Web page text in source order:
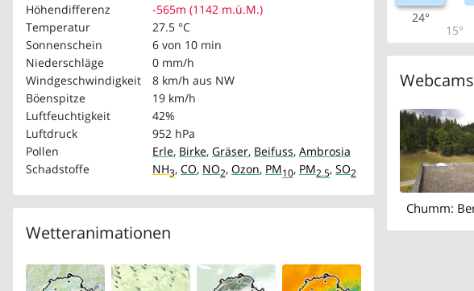
Höhendifferenz
-565m (1142 m.ü.M.)
Temperatur
27.5 °C
Sonnenschein
6 von 10 min
Niederschläge
0 mm/h
Windgeschwindigkeit
8 km/h aus NW
Böenspitze
19 km/h
Luftfeuchtigkeit
42%
Luftdruck
952 hPa
Pollen
Erle, Birke, Gräser, Beifuss, Ambrosia
Schadstoffe
NH3, CO, NO2, Ozon, PM10, PM2.5, SO2
Wetteranimationen
24°
15°
Webcams